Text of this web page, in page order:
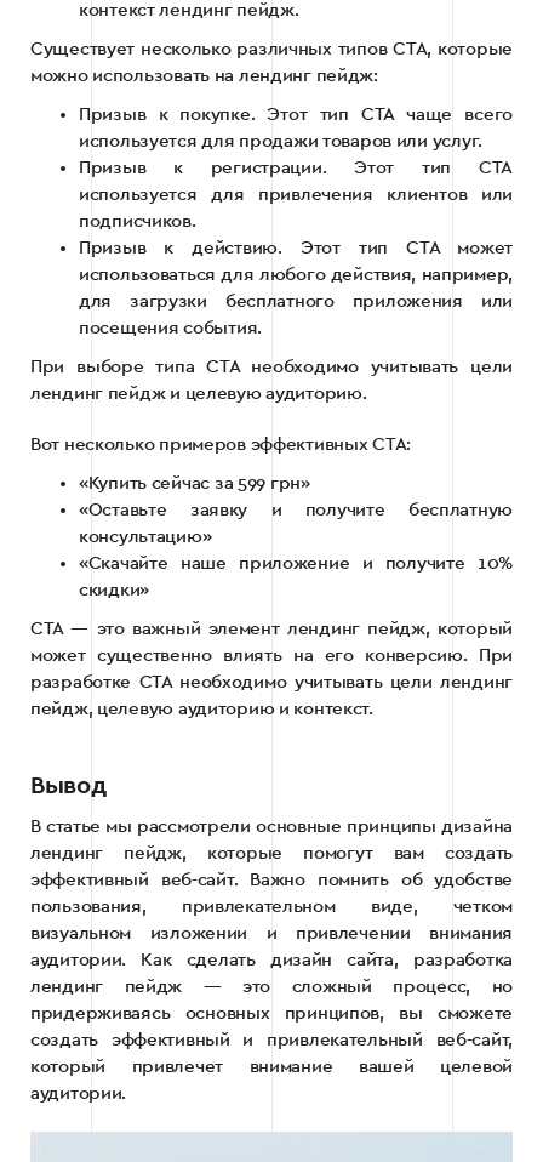
контекст лендинг пейдж.
Существует несколько различных типов CTA, которые
можно использовать на лендинг пейдж:
Призыв к покупке. Этот тип CTA чаще всего
используется для продажи товаров или услуг.
Призыв к регистрации. Этот тип CTA
используется для привлечения клиентов или
подписчиков.
Призыв к действию. Этот тип CTA может
использоваться для любого действия, например,
для загрузки бесплатного приложения или
посещения события.
При выборе типа CTA необходимо учитывать цели
лендинг пейдж и целевую аудиторию.
Вот несколько примеров эффективных CTA:
«Купить сейчас за 599 грн»
«Оставьте заявку и получите бесплатную
консультацию»
«Скачайте наше приложение и получите 10%
скидки»
CTA — это важный элемент лендинг пейдж, который
может существенно влиять на его конверсию. При
разработке CTA необходимо учитывать цели лендинг
пейдж, целевую аудиторию и контекст.
Вывод
В статье мы рассмотрели основные принципы дизайна
лендинг пейдж, которые помогут вам создать
эффективный веб-сайт. Важно помнить об удобстве
пользования, привлекательном виде, четком
визуальном изложении и привлечении внимания
аудитории. Как сделать дизайн сайта, разработка
лендинг пейдж — это сложный процесс, но
придерживаясь основных принципов, вы сможете
создать эффективный и привлекательный веб-сайт,
который привлечет внимание вашей целевой
аудитории.